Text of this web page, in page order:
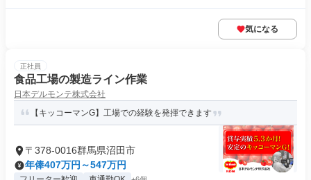
気になる
正社員
食品工場の製造ライン作業
日本デルモンテ株式会社
【キッコーマンG】工場での経験を発揮できます
〒378-0016群馬県沼田市
年俸407万円～547万円